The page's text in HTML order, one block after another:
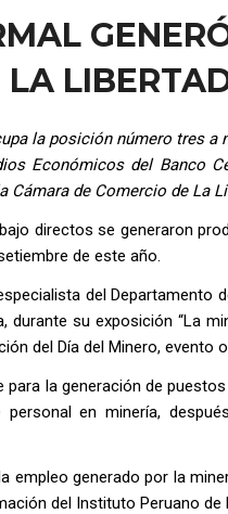
la posición número tres
Económicos del Banco
Cámara de Comercio de La
directos se generaron
de este año.
del Departamento
durante su exposición “La
del Día del Minero, evento
para la generación de
en minería,
empleo generado por la
del Instituto Peruano de